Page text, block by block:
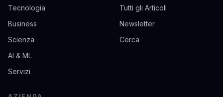
Tecnologia
Business
Scienza
AI & ML
Servizi
Tutti gli Articoli
Newsletter
Cerca